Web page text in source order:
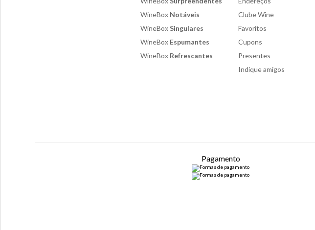
WineBox Notáveis
WineBoxSingulares
WineBox Espumantes
WineBox Refrescantes
Clube Wine
Favoritos
Cupons
Presentes
Indique amigos
Pagamento